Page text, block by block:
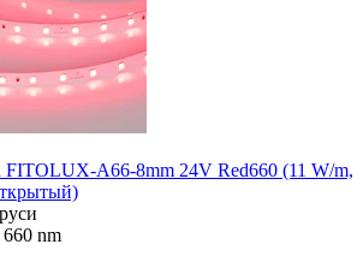
FITOLUX-A66-8mm 24V Red660 (11 W/m,
nm